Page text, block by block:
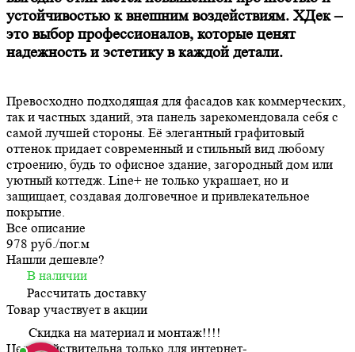
устойчивостью к внешним воздействиям. ХДек –
это выбор профессионалов, которые ценят
надежность и эстетику в каждой детали.
Превосходно подходящая для фасадов как коммерческих,
так и частных зданий, эта панель зарекомендовала себя с
самой лучшей стороны. Её элегантный графитовый
оттенок придает современный и стильный вид любому
строению, будь то офисное здание, загородный дом или
уютный коттедж. Line+ не только украшает, но и
защищает, создавая долговечное и привлекательное
покрытие.
Все описание
978 руб./пог.м
Нашли дешевле?
В наличии
Рассчитать доставку
Товар участвует в акции
Скидка на материал и монтаж!!!!
Цена действительна только для интернет-